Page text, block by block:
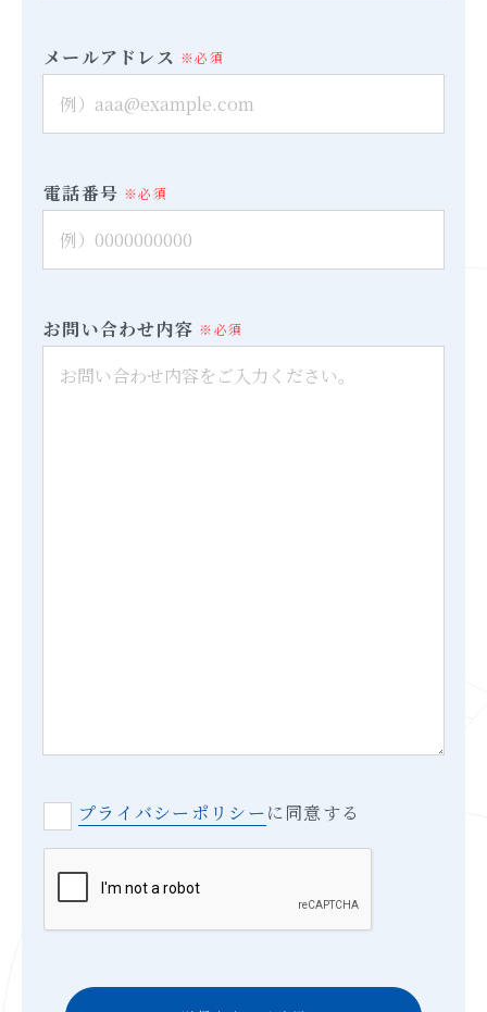
メールアドレス ※必須
電話番号 ※必須
お問い合わせ内容 ※必須
プライバシーポリシーに同意する